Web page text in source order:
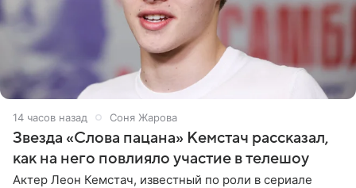
14 часов назад Соня Жарова
Звезда «Слова пацана» Кемстач рассказал,
как на него повлияло участие в телешоу
Актер Леон Кемстач, известный по роли в сериале